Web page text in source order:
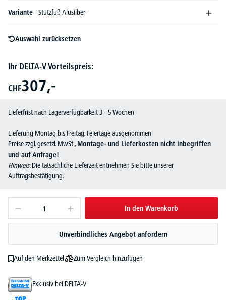
Variante - Stützfuß Alusilber
Auswahl zurücksetzen
Ihr DELTA-V Vorteilspreis:
CHF307,-
Lieferfrist nach Lagerverfügbarkeit 3 - 5 Wochen
Lieferung Montag bis Freitag, Feiertage ausgenommen
Preise zzgl. gesetzl. MwSt.,Montage- und Lieferkosten nicht inbegriffen
und auf Anfrage!
Hinweis: Die tatsächliche Lieferzeit entnehmen Sie bitte unserer
Auftragsbestätigung.
In den Warenkorb
Unverbindliches Angebot anfordern
Auf den Merkzettel Zum Vergleich hinzufügen
Exklusiv bei DELTA-V